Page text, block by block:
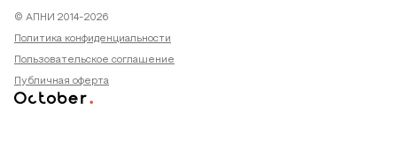
© АПНИ 2014-2026
Политика конфиденциальности
Пользовательское соглашение
Публичная оферта